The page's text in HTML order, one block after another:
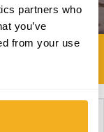
partners who
you’ve
from your use